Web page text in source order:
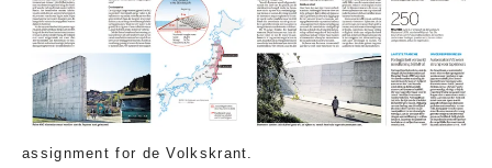
assignment for de Volkskrant.